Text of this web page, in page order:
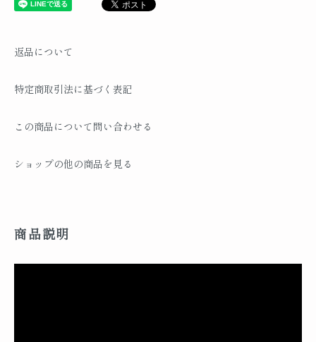
返品について
特定商取引法に基づく表記
この商品について問い合わせる
ショップの他の商品を見る
商品説明